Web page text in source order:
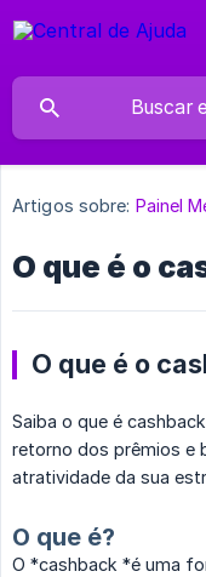
Artigos sobre: Painel
O que é o
O que é o
Saiba o que é
retorno dos prêmios e
atratividade da sua
O que é?
O *cashback *é uma